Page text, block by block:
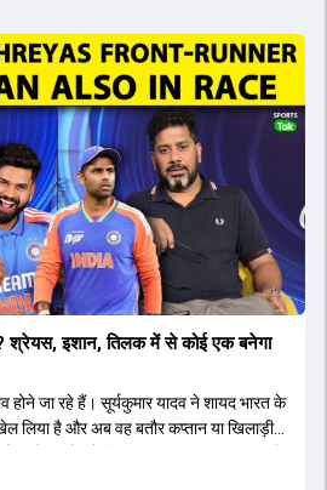
श्रेयस, इशान, तिलक में से कोई एक बनेगा
होने जा रहे हैं। सूर्यकुमार यादव ने शायद भारत के
लिया है और अब वह बतौर कप्तान या खिलाड़ी
और इंग्लैंड के खिलाफ आगामी टी20 सीरीज के
है। इस रेस में श्रेयस अय्यर सबसे आगे चल रहे